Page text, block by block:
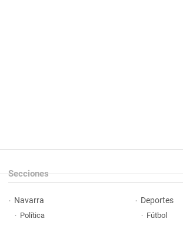
Secciones
Navarra
Política
Deportes
Fútbol